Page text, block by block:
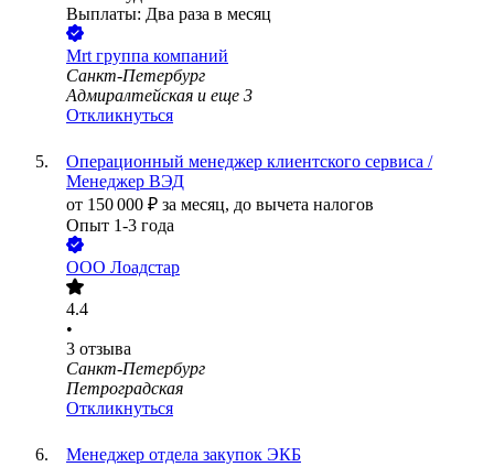
Выплаты: Два раза в месяц
Mrt группа компаний
Санкт-Петербург
Адмиралтейская и еще 3
Откликнуться
Операционный менеджер клиентского сервиса /
Менеджер ВЭД
от 150 000 ₽ за месяц, до вычета налогов
Опыт 1-3 года
ООО Лоадстар
4.4
•
3 отзыва
Санкт-Петербург
Петроградская
Откликнуться
Менеджер отдела закупок ЭКБ